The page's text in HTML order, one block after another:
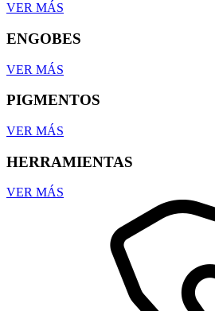
VER MÁS
ENGOBES
VER MÁS
PIGMENTOS
VER MÁS
HERRAMIENTAS
VER MÁS